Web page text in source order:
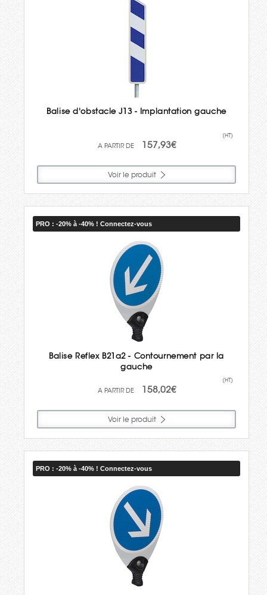
Balise d'obstacle J13 - Implantation gauche
157,93€
(HT)
Voir le produit
PRO : -20% à -40% ! Connectez-vous
Balise Reflex B21a2 - Contournement par la
gauche
158,02€
(HT)
Voir le produit
PRO : -20% à -40% ! Connectez-vous